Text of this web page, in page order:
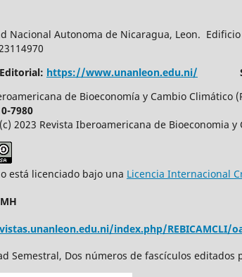
Nacional Autonoma de Nicaragua, Leon.
https://www.unanleon.edu.ni/ Sitio
de Bioeconomía y Cambio Climático
7980
2023 Revista Iberoamericana de Bioeconomia y
está licenciado bajo una Licencia Internacional
index.php/REBICAMCLI/
Semestral, Dos números de fascículos editados